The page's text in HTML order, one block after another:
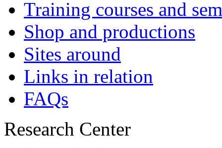
Training courses and
Shop and productions
Sites around
Links in relation
FAQs
Research Center